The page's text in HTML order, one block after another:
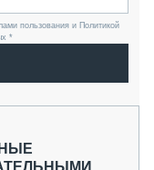
пользования и Политикой
*